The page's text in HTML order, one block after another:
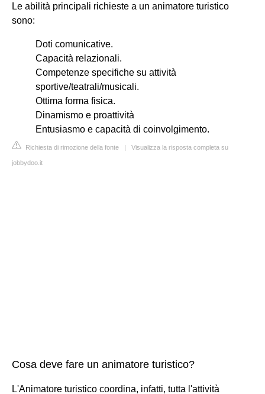
Le abilità principali richieste a un animatore turistico
sono:
Doti comunicative.
Capacità relazionali.
Competenze specifiche su attività
sportive/teatrali/musicali.
Ottima forma fisica.
Dinamismo e proattività
Entusiasmo e capacità di coinvolgimento.
Richiesta di rimozione della fonte | Visualizza la risposta completa su
jobbydoo.it
Cosa deve fare un animatore turistico?
L'Animatore turistico coordina, infatti, tutta l'attività